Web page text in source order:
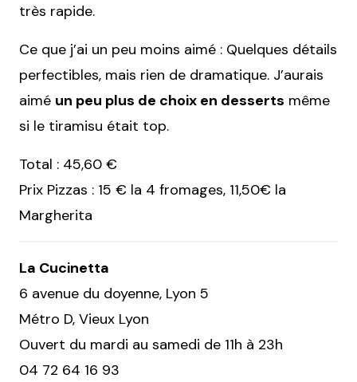
très rapide.
Ce que j’ai un peu moins aimé : Quelques détails
perfectibles, mais rien de dramatique. J’aurais
aimé un peu plus de choix en desserts même
si le tiramisu était top.
Total : 45,60 €
Prix Pizzas : 15 € la 4 fromages, 11,50€ la
Margherita
La Cucinetta
6 avenue du doyenne, Lyon 5
Métro D, Vieux Lyon
Ouvert du mardi au samedi de 11h à 23h
04 72 64 16 93